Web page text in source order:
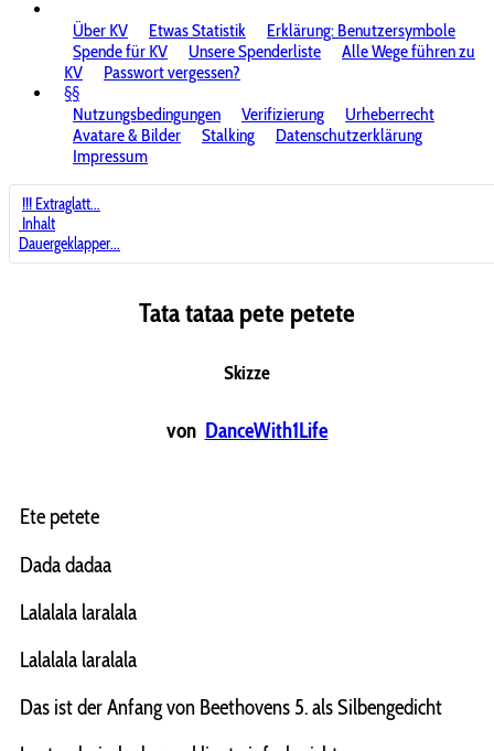
Über KV
Etwas Statistik
Erklärung: Benutzersymbole
Spende für KV
Unsere Spenderliste
Alle Wege führen zu
KV
Passwort vergessen?
§§
Nutzungsbedingungen
Verifizierung
Urheberrecht
Avatare & Bilder
Stalking
Datenschutzerklärung
Impressum
!!! Extraglatt...
Inhalt
Dauergeklapper...
Tata tataa pete petete
Skizze
von DanceWith1Life
Ete petete
Dada dadaa
Lalalala laralala
Lalalala laralala
Das ist der Anfang von Beethovens 5. als Silbengedicht